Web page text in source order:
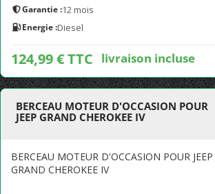
Garantie :12 mois
Energie :Diesel
124,99 € TTC livraison incluse
BERCEAU MOTEUR D'OCCASION POUR
JEEP GRAND CHEROKEE IV
BERCEAU MOTEUR D'OCCASION POUR JEEP
GRAND CHEROKEE IV